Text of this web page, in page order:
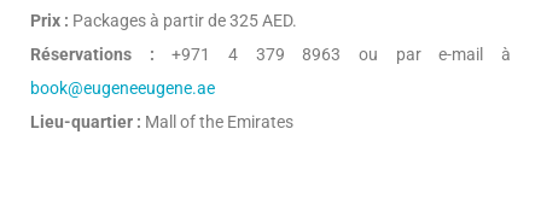
Prix : Packages à partir de 325 AED.
Réservations :+971 4 379 8963 ou par e-mail à
book@eugeneeugene.ae
Lieu-quartier : Mall of the Emirates